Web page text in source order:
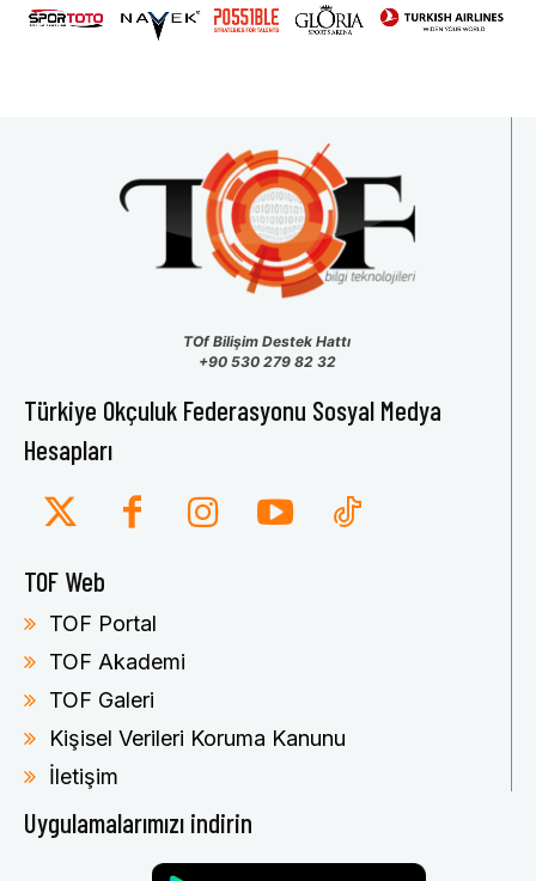
TOf Bilişim Destek Hattı
+90 530 279 82 32
Türkiye Okçuluk Federasyonu Sosyal Medya
Hesapları
TOF Web
TOF Portal
TOF Akademi
TOF Galeri
Kişisel Verileri Koruma Kanunu
İletişim
Uygulamalarımızı indirin